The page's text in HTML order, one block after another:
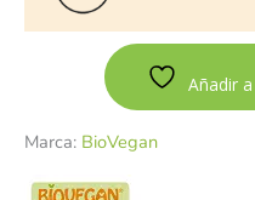
Añadir
Marca: BioVegan